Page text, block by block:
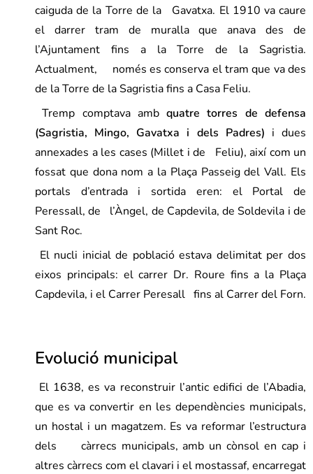
caiguda de la Torre de la Gavatxa. El 1910 va caure
el darrer tram de muralla que anava des de
l’Ajuntament fins a la Torre de la Sagristia.
Actualment, només es conserva el tram que va des
de la Torre de la Sagristia fins a Casa Feliu.
Tremp comptava ambquatre torres de defensa
(Sagristia, Mingo, Gavatxa i dels Padres) i dues
annexades a les cases (Millet i de Feliu), així com un
fossat que dona nom a la Plaça Passeig del Vall. Els
portals d’entrada i sortida eren: el Portal de
Peressall, de l’Àngel, de Capdevila, de Soldevila i de
Sant Roc.
El nucli inicial de població estava delimitat per dos
eixos principals: el carrer Dr. Roure fins a la Plaça
Capdevila, i el Carrer Peresall fins al Carrer del Forn.
Evolució municipal
El 1638, es va reconstruir l’antic edifici de l’Abadia,
que es va convertir en les dependències municipals,
un hostal i un magatzem. Es va reformar l’estructura
dels càrrecs municipals, amb un cònsol en cap i
altres càrrecs com el clavari i el mostassaf, encarregat